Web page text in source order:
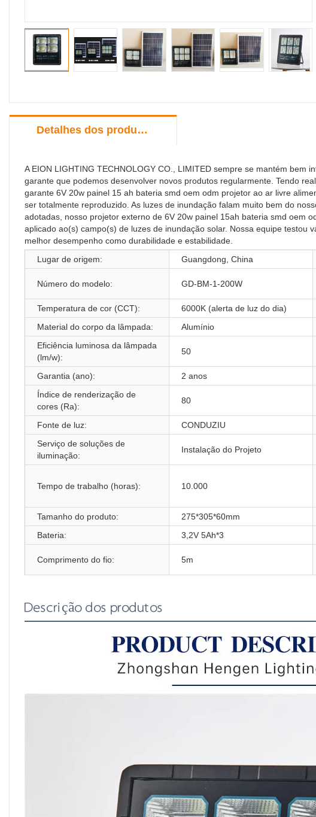
Detalhes dos produtos
A EION LIGHTING TECHNOLOGY CO., LIMITED sempre se mantém
garante que podemos desenvolver novos produtos regularmente. Tendo
garante 6V 20w painel 15 ah bateria smd oem odm projetor ao ar livre
ser totalmente reproduzido. As luzes de inundação falam muito bem do
adotadas, nosso projetor externo de 6V 20w painel 15ah bateria smd oem
aplicado ao(s) campo(s) de luzes de inundação solar. Nossa equipe testou
melhor desempenho como durabilidade e estabilidade.
Lugar de origem:
Guangdong, China
Número do modelo: GD-BM-1-200W
Temperatura de cor (CCT):
6000K (alerta de luz do dia)
Material do corpo da lâmpada:
Alumínio
Eficiência luminosa da lâmpada
(lm/w):
50
Garantia (ano): 2 anos
Índice de renderização de
cores (Ra):
80
Fonte de luz: CONDUZIU
Serviço de soluções de
iluminação:
Instalação do Projeto
Tempo de trabalho (horas): 10.000
Tamanho do produto:
275*305*60mm
Bateria:
3,2V 5Ah*3
Comprimento do fio: 5m
Descrição dos produtos